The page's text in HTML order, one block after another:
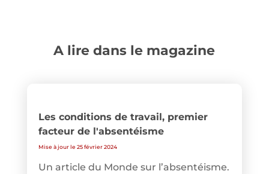
A lire dans le magazine
Les conditions de travail, premier
facteur de l'absentéisme
Mise à jour le 25 février 2024
Un article du Monde sur l’absentéisme.